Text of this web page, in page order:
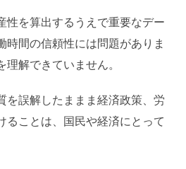
性を算出するうえで重要なデー
時間の信頼性には問題がありま
解できていません。
を誤解したままま経済政策、労
ることは、国民や経済にとって